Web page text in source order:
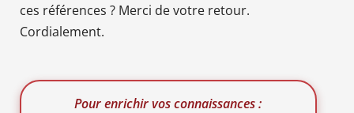
ces références ? Merci de votre retour.
Cordialement.
Pour enrichir vos connaissances :